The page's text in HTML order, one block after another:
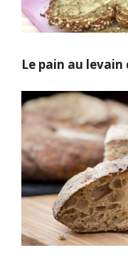
Le pain au levain